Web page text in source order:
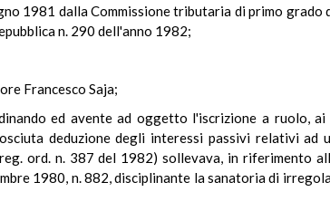
1981 dalla Commissione tributaria di primo grado
n. 290 dell'anno 1982;
Francesco Saja;
ed avente ad oggetto l'iscrizione a ruolo,
deduzione degli interessi passivi relativi ad
ord. n. 387 del 1982) sollevava, in riferimento
1980, n. 882, disciplinante la sanatoria di